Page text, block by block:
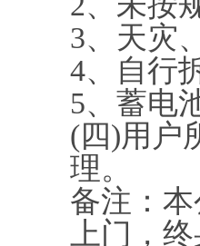
3、天
4、
5、蓄电
(四)用户
理。
备注
上门